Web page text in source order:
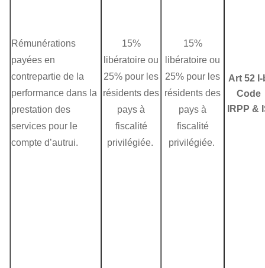
Rémunérations
payées en
contrepartie de la
performance dans la
prestation des
services pour le
compte d’autrui.
15%
libératoire ou
25% pour les
résidents des
pays à
fiscalité
privilégiée.
15%
libératoire ou
25% pour les
résidents des
pays à
fiscalité
privilégiée.
Art 52 I-
Code
IRPP &